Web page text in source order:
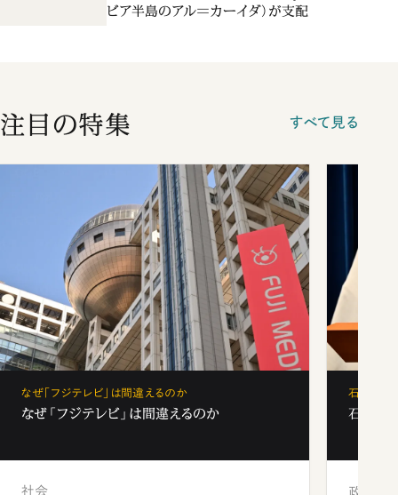
ビア半島のアル＝カーイダ）が支配
注目の特集 すべて見る
なぜ「フジテレビ」は間違えるのか
なぜ「フジテレビ」は間違えるのか
社会
石破茂、
石破茂
政治